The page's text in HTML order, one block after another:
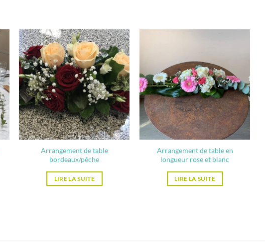
Arrangement de table
bordeaux/pêche
LIRE LA SUITE
Arrangement de table en
longueur rose et blanc
LIRE LA SUITE